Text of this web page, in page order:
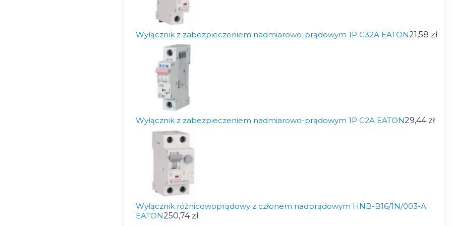
Wyłącznik z zabezpieczeniem nadmiarowo-prądowym 1P C32A EATON21,58 zł
Wyłącznik z zabezpieczeniem nadmiarowo-prądowym 1P C2A EATON29,44 zł
Wyłącznik różnicowoprądowy z członem nadprądowym HNB-B16/1N/003-A
EATON250,74 zł